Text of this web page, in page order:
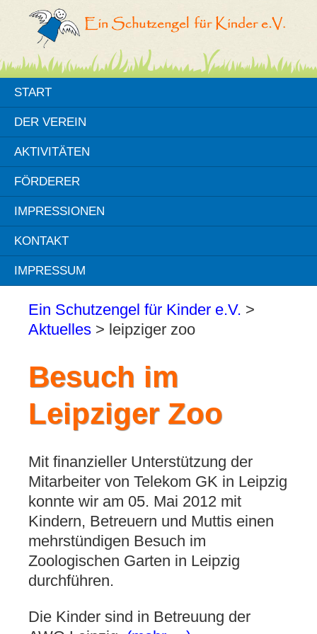
START
DER VEREIN
AKTIVITÄTEN
FÖRDERER
IMPRESSIONEN
KONTAKT
IMPRESSUM
Ein Schutzengel für Kinder e.V. >
Aktuelles > leipziger zoo
Besuch im
Leipziger Zoo
Mit finanzieller Unterstützung der
Mitarbeiter von Telekom GK in Leipzig
konnte wir am 05. Mai 2012 mit
Kindern, Betreuern und Muttis einen
mehrstündigen Besuch im
Zoologischen Garten in Leipzig
durchführen.
Die Kinder sind in Betreuung der